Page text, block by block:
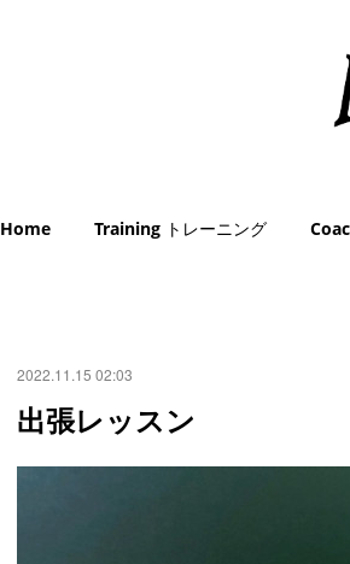
Home Training トレーニング
2022.11.15 02:03
出張レッスン